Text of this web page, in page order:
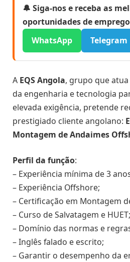
🔔 Siga-nos e receba as
oportunidades de
WhatsApp
Telegram
A EQS Angola, grupo que
da engenharia e tecnologia
elevada exigência, pretende
prestigiado cliente angolano:
Montagem de Andaimes
Perfil da função:
– Experiência mínima de 3
– Experiência Offshore;
– Certificação em Montagem
– Curso de Salvatagem e HUET;
– Domínio das normas e
– Inglês falado e escrito;
– Garantir o desempenho da